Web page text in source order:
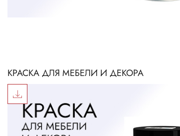
КРАСКА ДЛЯ МЕБЕЛИ И ДЕКОРА